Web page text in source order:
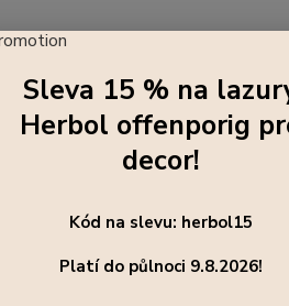
Hledat
LAZURA (Fix
Sleva 15 % na
Herbol offenporig
decor!
Kód na slevu: herbol15
Platí do půlnoci 9.8.2026!